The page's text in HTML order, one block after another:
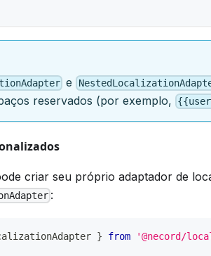
e
reservados (por exemplo,
criar seu próprio adaptador de
:
} from '@necord/